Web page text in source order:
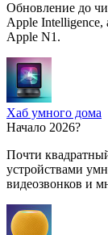
Обновление до
Apple Intelligence,
Apple N1.
Хаб умного дома
Начало 2026?
Почти
устройствами
видеозвонков и